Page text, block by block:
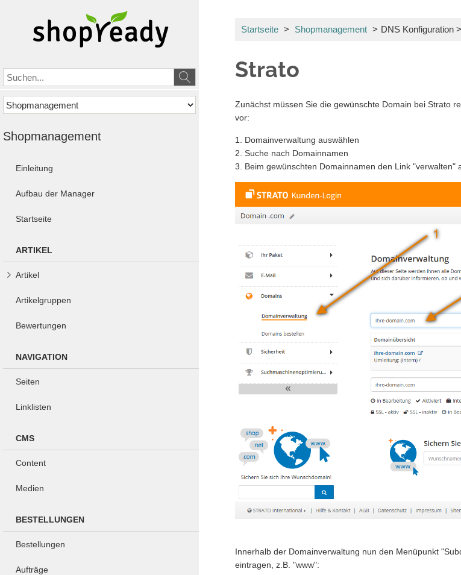
Shopmanagement
Einleitung
Aufbau der Manager
Startseite
ARTIKEL
Artikel
Artikelgruppen
Bewertungen
NAVIGATION
Seiten
Linklisten
CMS
Content
Medien
BESTELLUNGEN
Bestellungen
Aufträge
Startseite > Shopmanagement > DNS Konfiguration >
Strato
Zunächst müssen Sie die gewünschte Domain bei Strato
vor:
1. Domainverwaltung auswählen
2. Suche nach Domainnamen
3. Beim gewünschten Domainnamen den Link "verwalten"
Innerhalb der Domainverwaltung nun den Menüpunkt
eintragen, z.B. "www":